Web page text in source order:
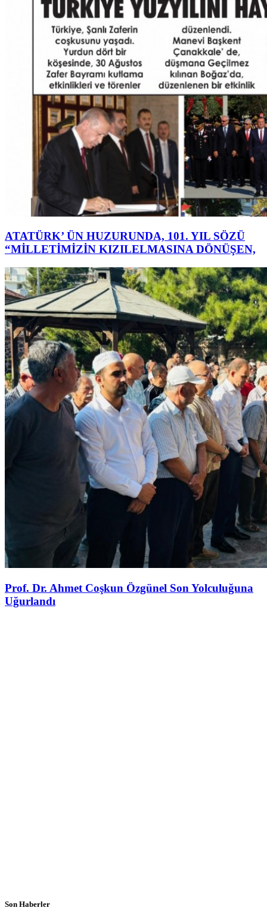
ATATÜRK’ ÜN HUZURUNDA, 101. YIL SÖZÜ
“MİLLETİMİZİN KIZILELMASINA DÖNÜŞEN,
Prof. Dr. Ahmet Coşkun Özgünel Son Yolculuğuna
Uğurlandı
Son Haberler